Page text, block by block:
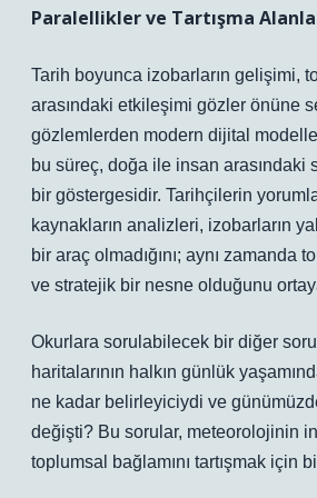
Paralellikler ve Tartışma
Tarih boyunca izobarların gelişimi,
arasındaki etkileşimi gözler önüne
gözlemlerden modern dijital
bu süreç, doğa ile insan arasındaki
bir göstergesidir. Tarihçilerin
kaynakların analizleri, izobarların
bir araç olmadığını; aynı zamanda
ve stratejik bir nesne olduğunu
Okurlara sorulabilecek bir diğer
haritalarının halkın günlük
ne kadar belirleyiciydi ve
değişti? Bu sorular, meteorolojinin
toplumsal bağlamını tartışmak için